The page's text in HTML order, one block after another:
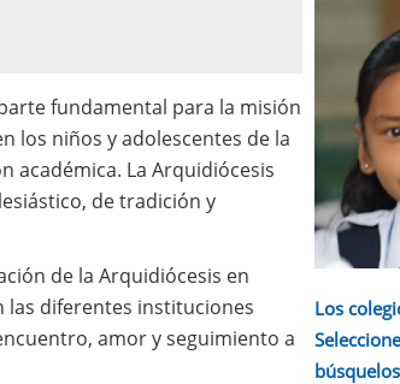
fundamental para la misión
los niños y adolescentes de la
académica. La Arquidiócesis
de tradición y
de la Arquidiócesis en
las diferentes instituciones
amor y seguimiento a
Los